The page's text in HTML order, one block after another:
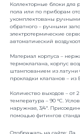
Коллекторные блоки для
пола или по приборам
укомплектованы
обратного – ручными
электротермические
автоматический
Материал корпуса –
термоклапана, корпус
штампованием из латуни
прокладки клапанов – из
Количество выходов – от
температура – 90 °С.
наружная, 3/4".
помощью фитингов